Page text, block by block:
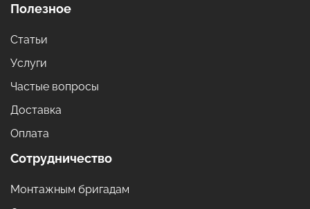
Полезное
Статьи
Услуги
Частые вопросы
Доставка
Оплата
Сотрудничество
Монтажным бригадам